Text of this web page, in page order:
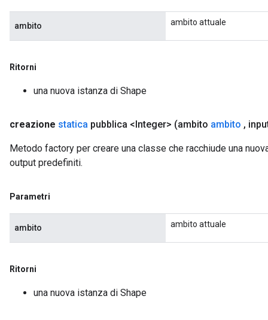
ambito ambito attuale
Ritorni
una nuova istanza di Shape
creazione statica pubblica <Integer> (ambito ambito ,
Metodo factory per creare una classe che racchiude una
output predefiniti.
Parametri
ambito ambito attuale
Ritorni
una nuova istanza di Shape